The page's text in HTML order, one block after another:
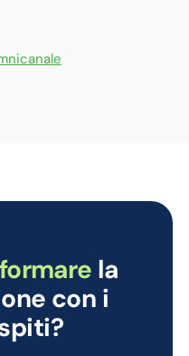
la
con i